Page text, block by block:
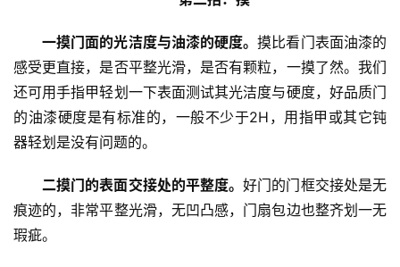
庭
院
大
铸
铝
一摸门面的光洁度与油漆的硬度。摸比看门表面油漆的
感受更直接，是否平整光滑，是否有颗粒，一摸了然。我们
还可用手指甲轻划一下表面测试其光洁度与硬度，好品质门
的油漆硬度是有标准的，一般不少于2H，用指甲或其它钝
器轻划是没有问题的。
二摸门的表面交接处的平整度。好门的门框交接处是无
痕迹的，非常平整光滑，无凹凸感，门扇包边也整齐划一无
瑕疵。